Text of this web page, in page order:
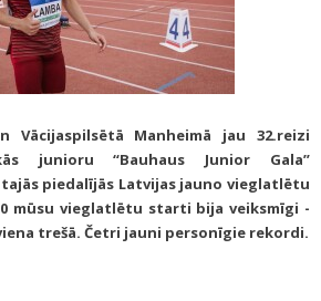
Vācijaspilsētā Manheimā jau 32.reizi
junioru “Bauhaus Junior Gala”
tajās piedalījās Latvijas jauno vieglatlētu
mūsu vieglatlētu starti bija veiksmīgi -
trešā. Četri jauni personīgie rekordi.